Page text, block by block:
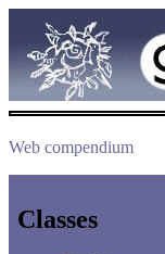
Web compendium
Classes